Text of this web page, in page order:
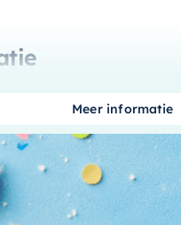
heeft bij de
waardoor u de
voor een meer open en
badervaring.
Meer informatie